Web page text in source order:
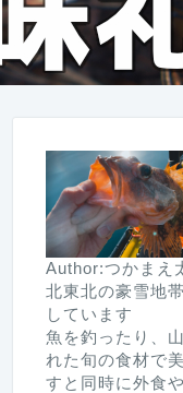
Author:つかまえ
北東北の豪雪地
しています
魚を釣ったり、
れた旬の食材で
すと同時に外食